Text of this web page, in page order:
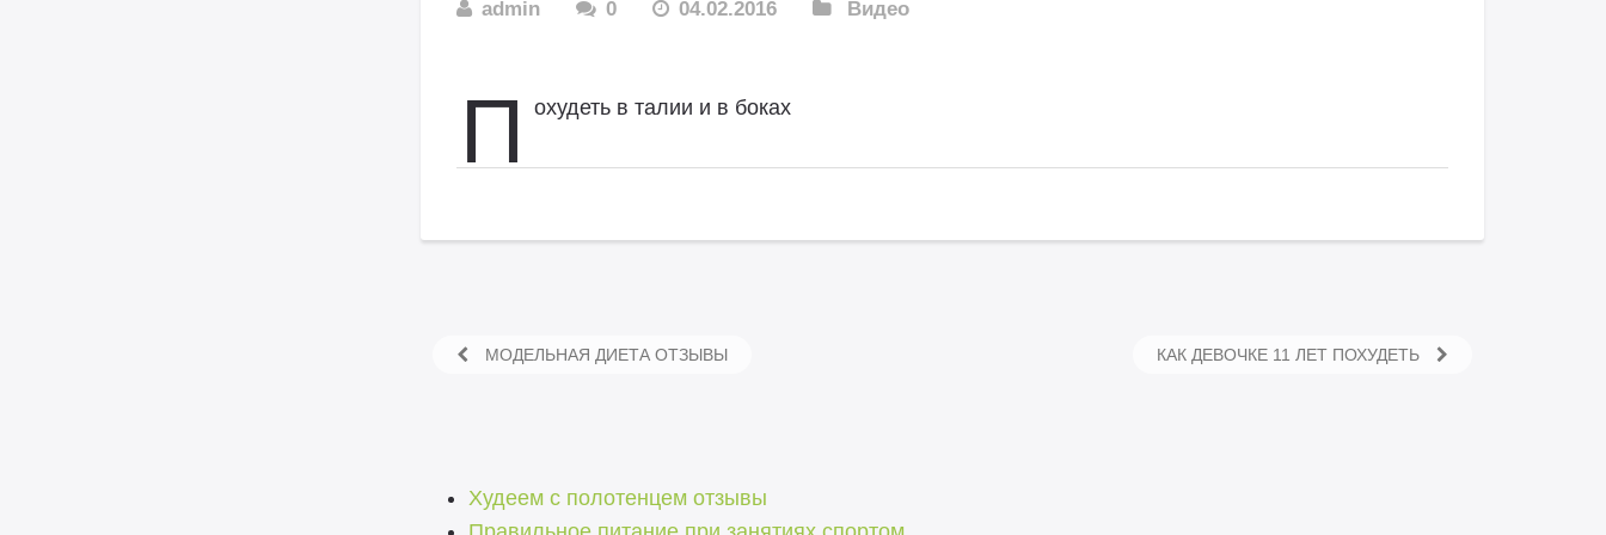
admin 0 04.02.2016 Видео
П охудеть в талии и в боках
МОДЕЛЬНАЯ ДИЕТА ОТЗЫВЫ КАК ДЕВОЧКЕ 11 ЛЕТ ПОХУДЕТЬ
Худеем с полотенцем отзывы